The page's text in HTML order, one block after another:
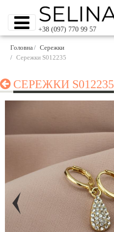
+38 (097) 770 99 57
Головна
Сережки
Сережки S012235
СЕРЕЖКИ S012235